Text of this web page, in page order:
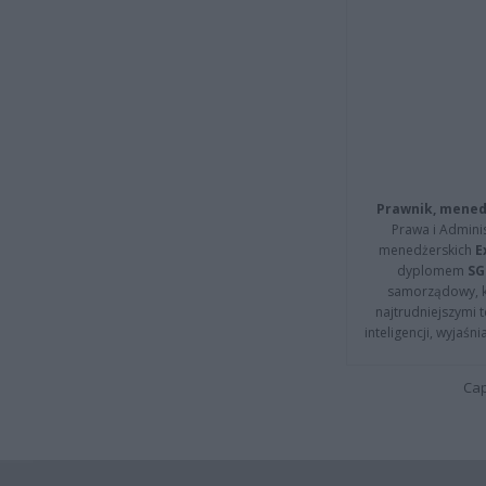
Prawnik,
Prawa i
menedżerskich
dyplomem
samorządowy,
najtrudniejszymi
inteligencji,